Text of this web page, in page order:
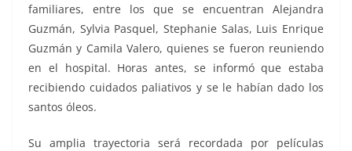
familiares, entre los que se encuentran Alejandra
Guzmán, Sylvia Pasquel, Stephanie Salas, Luis Enrique
Guzmán y Camila Valero, quienes se fueron reuniendo
en el hospital. Horas antes, se informó que estaba
recibiendo cuidados paliativos y se le habían dado los
santos óleos.
Su amplia trayectoria será recordada por películas